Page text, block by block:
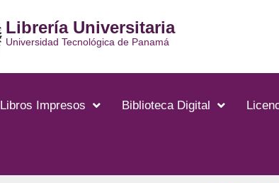
Librería Universitaria
Universidad Tecnológica de Panamá
Libros Impresos Biblioteca Digital